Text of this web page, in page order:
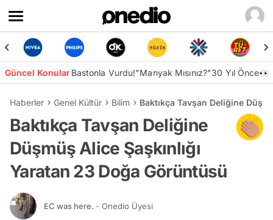
Güncel KonularBastonla Vurdu!"Manyak Mısınız?"30 Yıl Önce👀
Haberler Genel Kültür Bilim Baktıkça Tavşan Deliğine
Baktıkça Tavşan Deliğine
Düşmüş Alice Şaşkınlığı
Yaratan 23 Doğa Görüntüsü
EC was here. - Onedio Üyesi